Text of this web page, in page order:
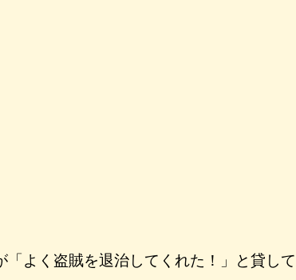
よく盗賊を退治してくれた！」と貸して